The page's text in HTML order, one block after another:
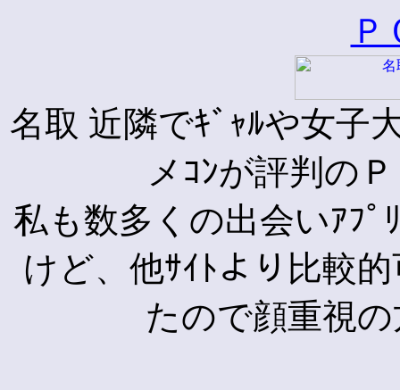
名取 近隣でｷﾞｬﾙや女子
メｺﾝが評判の
私も数多くの出会いｱﾌ
けど、他ｻｲﾄより比較
たので顔重視